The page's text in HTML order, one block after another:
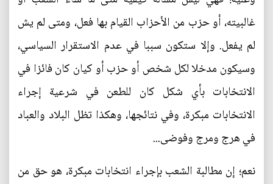
غالبيته، أو حزب من الأحزاب القيام بها فعل، ومتى لم يش
لم يفعل. وإلا ستكون سببا في عدم الاستقرار السياسي،
وسيكون مدخلا لكل شخص أو حزب أو كيان كان فائزا في
الانتخابات بأي شكل كان للطعن في شرعية إجراء
الانتخابات مبكرة، وفي نتائجها، وهكذا تظل البلاد والعباد
في هرج ومرج وفوضى...
نعم؛ إن مطالبة الشعب بإجراء انتخابات مبكرة، هو حق من